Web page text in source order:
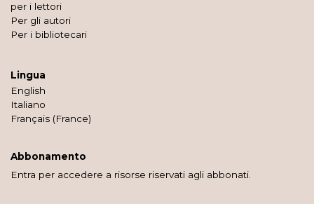
per i lettori
Per gli autori
Per i bibliotecari
Lingua
English
Italiano
Français (France)
Abbonamento
Entra per accedere a risorse riservati agli abbonati.